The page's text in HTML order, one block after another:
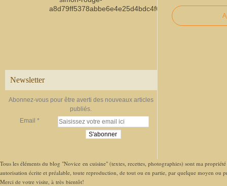
Newsletter
Abonnez-vous pour être averti des nouveaux articles
publiés.
Email
Tous les éléments du blog "Novice en cuisine" (textes, recettes, photographies) sont ma
autorisation écrite et préalable, toute reproduction, de tout ou en partie, par quelque moyen ou
Merci de votre visite, à très bientôt!